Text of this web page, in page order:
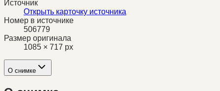
Источник
Открыть карточку источника
Номер в источнике
506779
Размер оригинала
1085 × 717 px
О снимке